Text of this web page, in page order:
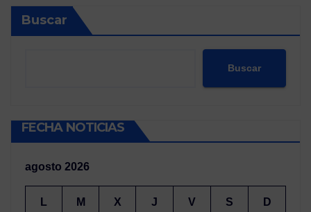
Buscar
Buscar
FECHA NOTICIAS
agosto 2026
L M X J V S D